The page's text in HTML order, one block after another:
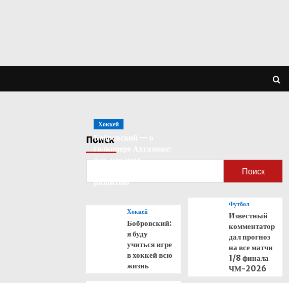
Поиск
Поиск
Хоккей
Бобровский — о
рад, что могу
развитию
Хоккей
Бобровский:
я буду
учиться игре
в хоккей всю
жизнь
Футбол
Известный
комментатор
дал прогноз
на все матчи
1/8 финала
ЧМ-2026